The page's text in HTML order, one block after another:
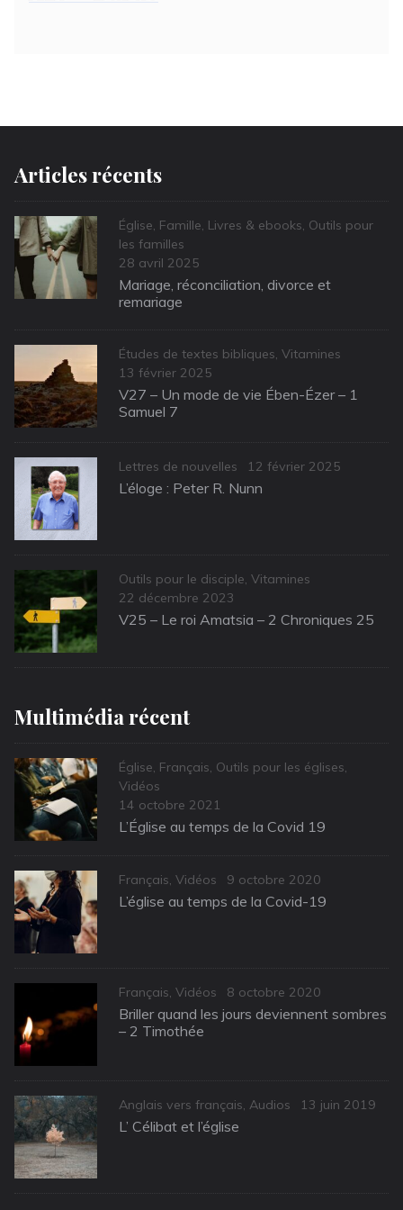
Articles récents
Categories
Église Famille Livres & ebooks Outils pour
les familles
Posted
on
28 avril 2025
Mariage, réconciliation, divorce et
remariage
Categories
Études de textes bibliques, Vitamines
Posted
on
13 février 2025
V27 – Un mode de vie Ében-Ézer – 1
Samuel 7
Categories
Lettres de nouvelles
Posted
on
12 février 2025
L’éloge : Peter R. Nunn
Categories
Outils pour le disciple, Vitamines
Posted
on
22 décembre 2023
V25 – Le roi Amatsia – 2 Chroniques 25
Multimédia récent
Categories
Église, Français, Outils pour les églises,
Vidéos
Posted
on
14 octobre 2021
L’Église au temps de la Covid 19
Categories
Français, Vidéos
Posted
on
9 octobre 2020
L’église au temps de la Covid-19
Categories
Français, Vidéos
Posted
on
8 octobre 2020
Briller quand les jours deviennent sombres
– 2 Timothée
Categories
Anglais vers français, Audios
Posted
13 juin 2019
L’ Célibat et l’église